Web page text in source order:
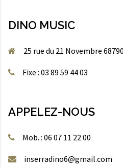
DINO MUSIC
25 rue du 21 Novembre
Fixe : 03 89 59 44 03
APPELEZ-NOUS
Mob. : 06 07 11 22 00
inserradino6@gmail.com